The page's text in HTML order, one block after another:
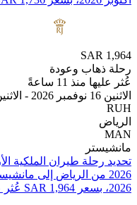
وعودة
11 ساعةً